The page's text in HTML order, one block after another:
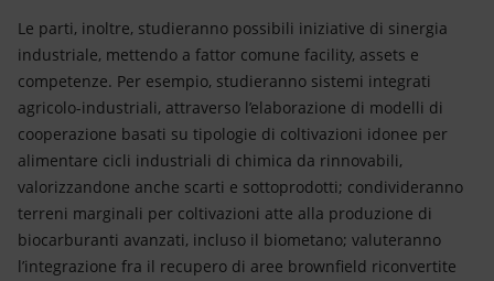
Le parti, inoltre, studieranno possibili iniziative di sinergia
industriale, mettendo a fattor comune facility, assets e
competenze. Per esempio, studieranno sistemi integrati
agricolo-industriali, attraverso l’elaborazione di modelli di
cooperazione basati su tipologie di coltivazioni idonee per
alimentare cicli industriali di chimica da rinnovabili,
valorizzandone anche scarti e sottoprodotti; condivideranno
terreni marginali per coltivazioni atte alla produzione di
biocarburanti avanzati, incluso il biometano; valuteranno
l’integrazione fra il recupero di aree brownfield riconvertite